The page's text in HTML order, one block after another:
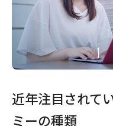
近年注目されて
ミーの種類